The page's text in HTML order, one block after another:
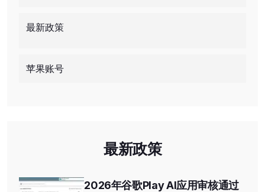
最新政策
苹果账号
最新政策
2026年谷歌Play AI应用审核通过